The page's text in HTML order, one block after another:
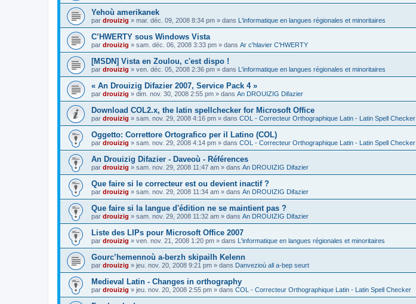
Yehoù amerikanek
par drouizig » mar. déc. 09, 2008 8:34 pm » dans L'informatique en langues régionales et minoritaires
C’HWERTY sous Windows Vista
par drouizig » sam. déc. 06, 2008 3:33 pm » dans Ar c'hlavier C'HWERTY
[MSDN] Vista en Zoulou, c'est dispo !
par drouizig » ven. déc. 05, 2008 2:36 pm » dans L'informatique en langues régionales et minoritaires
« An Drouizig Difazier 2007, Service Pack 4 »
par drouizig » dim. nov. 30, 2008 2:55 pm » dans An DROUIZIG Difazier
Download COL2.x, the latin spellchecker for Microsoft Office
par drouizig » sam. nov. 29, 2008 4:16 pm » dans COL - Correcteur Orthographique Latin - Latin Spell Checker
Oggetto: Correttore Ortografico per il Latino (COL)
par drouizig » sam. nov. 29, 2008 4:14 pm » dans COL - Correcteur Orthographique Latin - Latin Spell Checker
An Drouizig Difazier - Daveoù - Références
par drouizig » sam. nov. 29, 2008 11:47 am » dans An DROUIZIG Difazier
Que faire si le correcteur est ou devient inactif ?
par drouizig » sam. nov. 29, 2008 11:34 am » dans An DROUIZIG Difazier
Que faire si la langue d'édition ne se maintient pas ?
par drouizig » sam. nov. 29, 2008 11:32 am » dans An DROUIZIG Difazier
Liste des LIPs pour Microsoft Office 2007
par drouizig » ven. nov. 21, 2008 1:20 pm » dans L'informatique en langues régionales et minoritaires
Gourc’hemennoù a-berzh skipailh Kelenn
par drouizig » jeu. nov. 20, 2008 9:21 pm » dans Danvezioù all a-bep seurt
Medieval Latin - Changes in orthography
par drouizig » jeu. nov. 20, 2008 2:55 pm » dans COL - Correcteur Orthographique Latin - Latin Spell Checker